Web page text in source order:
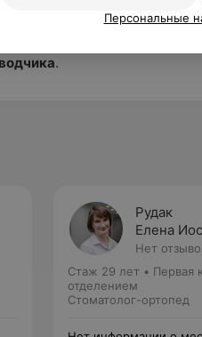
проводить лечение
.
Рудак
Елена
Нет
Стаж 29 лет • Первая
отделением
Стоматолог-ортопед
Персональные